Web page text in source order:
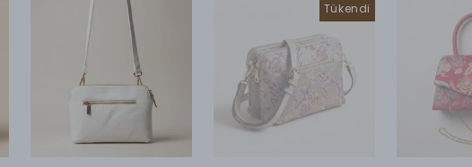
Tükendi